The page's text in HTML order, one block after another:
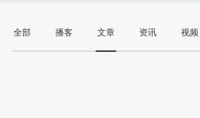
全部 播客 文章 资讯 视频